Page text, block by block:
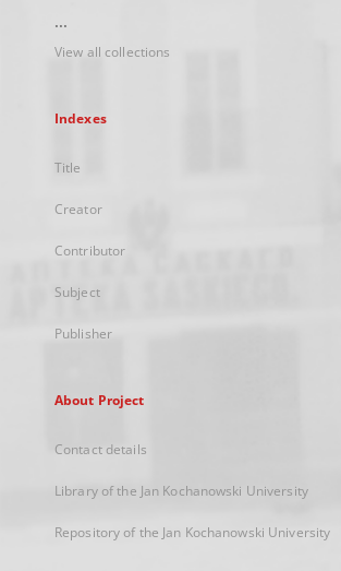
...
View all collections
Indexes
Title
Creator
Contributor
Subject
Publisher
About Project
Contact details
Library of the Jan Kochanowski University
Repository of the Jan Kochanowski University